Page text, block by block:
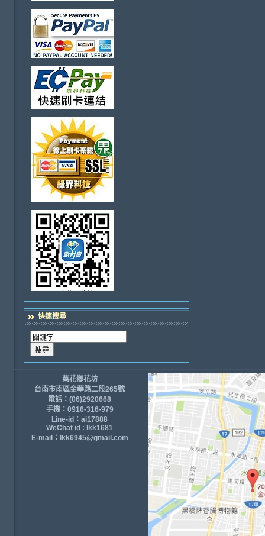
快速搜尋
萬花鄉花坊
台南市南區金華路二段265號
電話：(06)2920668
手機：0916-316-979
Line-id：ai17888
WeChat id : lkk1681
E-mail：lkk6945@gmail.com